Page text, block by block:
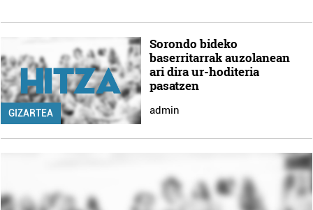
GIZARTEA
Sorondo bideko
baserritarrak auzolanean
ari dira ur-hoditeria
pasatzen
admin